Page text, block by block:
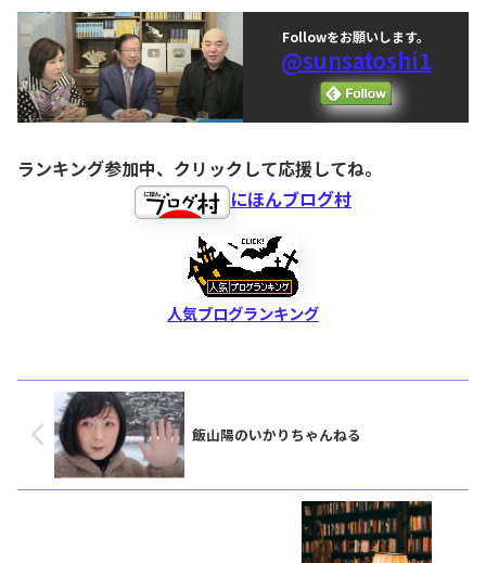
Followをお願いします。
@sunsatoshi1
ランキング参加中、クリックして応援してね。
にほんブログ村
人気ブログランキング
飯山陽のいかりちゃんねる